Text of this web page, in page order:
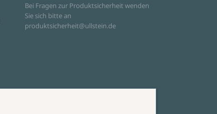
Bei Fragen zur Produktsicherheit wenden
Sie sich bitte an
produktsicherheit@ullstein.de